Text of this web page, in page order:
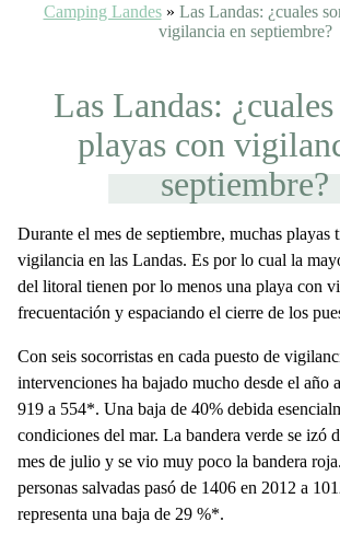
Camping Landes» Las Landas: ¿cuales
vigilancia en septiembre?
Las Landas:
playas con
septiembre?
Durante el mes de septiembre, muchas playas
vigilancia en las Landas. Es por lo cual la
del litoral tienen por lo menos una playa con
frecuentación y espaciando el cierre de los
Con seis socorristas en cada puesto de
intervenciones ha bajado mucho desde el año
919 a 554*. Una baja de 40% debida
condiciones del mar. La bandera verde se izó
mes de julio y se vio muy poco la bandera
personas salvadas pasó de 1406 en 2012 a
representa una baja de 29 %*.